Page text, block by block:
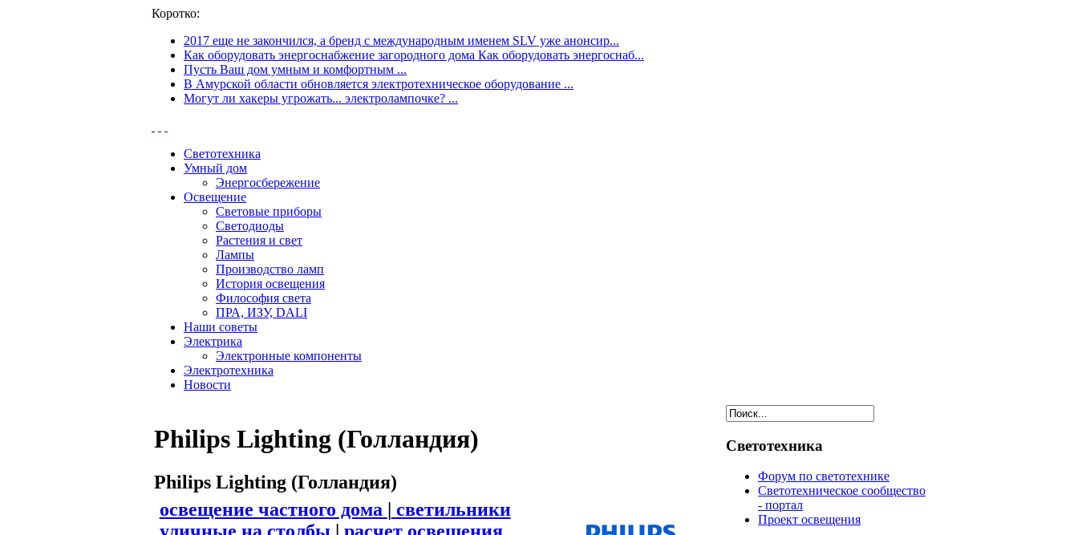
Коротко:
2017 еще не закончился, а бренд с международным именем SLV уже анонсир...
Как оборудовать энергоснабжение загородного дома Как оборудовать энергоснаб...
Пусть Ваш дом умным и комфортным ...
В Амурской области обновляется электротехническое оборудование ...
Могут ли хакеры угрожать... электролампочке? ...
Светотехника
Умный дом
Энергосбережение
Освещение
Световые приборы
Светодиоды
Растения и свет
Лампы
Производство ламп
История освещения
Философия света
ПРА, ИЗУ, DALI
Наши советы
Электрика
Электронные компоненты
Электротехника
Новости
Philips Lighting (Голландия)
Philips Lighting (Голландия)
освещение частного дома | светильники
уличные на столбы | расчет освещения
Светотехника
Форум по светотехнике
Светотехническое сообщество
- портал
Проект освещения